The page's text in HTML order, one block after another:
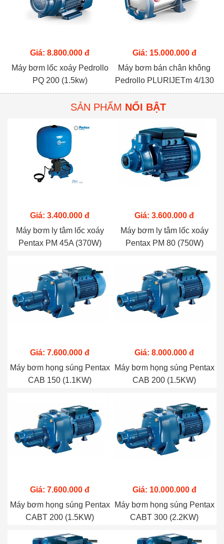
Giá: 8.800.000 đ
Máy bơm lốc xoáy Pedrollo
PQ 200 (1.5kw)
Giá: 15.000.000 đ
Máy bơm bán chân không
Pedrollo PLURIJETm 4/130
(1.5kw)
SẢN PHẨM NỔI BẬT
Giá: 3.400.000 đ
Máy bơm ly tâm lốc xoáy
Pentax PM 45A (370W)
Giá: 3.600.000 đ
Máy bơm ly tâm lốc xoáy
Pentax PM 80 (750W)
Giá: 7.600.000 đ
Máy bơm họng súng Pentax
CAB 150 (1.1KW)
Giá: 8.000.000 đ
Máy bơm họng súng Pentax
CAB 200 (1.5KW)
Giá: 7.600.000 đ
Máy bơm họng súng Pentax
CABT 200 (1.5KW)
Giá: 10.000.000 đ
Máy bơm họng súng Pentax
CABT 300 (2.2KW)